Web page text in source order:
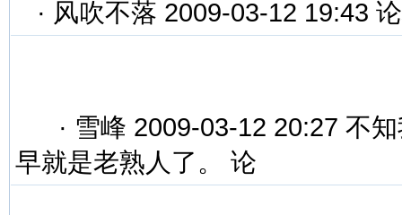
· 风吹不落 2009-03-12 19:43
· 雪峰 2009-03-12 20:27 不
早就是老熟人了。 论